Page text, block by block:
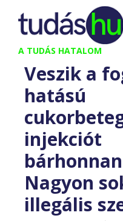
Kilépés
tartalomba
A TUDÁS HATALOM
Veszik a
hatású
injekciót
Nagyon
illegális